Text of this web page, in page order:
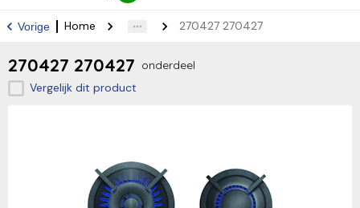
Vorige Home 270427 270427
270427 270427 onderdeel
Vergelijk dit product